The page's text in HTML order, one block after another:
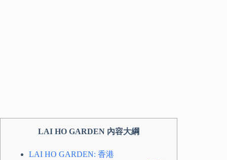
LAI HO GARDEN 內容大綱
LAI HO GARDEN: 香港